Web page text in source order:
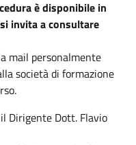
è disponibile in
invita a consultare
mail personalmente
società di formazione
Dirigente Dott. Flavio